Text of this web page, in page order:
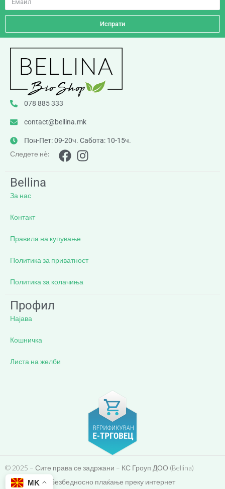
Испрати
078 885 333
contact@bellina.mk
Пон-Пет: 09-20ч. Сабота: 10-15ч.
Следете нè:
Bellina
За нас
Контакт
Правила на купување
Политика за приватност
Политика за колачиња
Профил
Најава
Кошничка
Листа на желби
© 2025 – Сите права се задржани – КС Гроуп ДОО (Bellina)
Безбедносно плаќање преку интернет
MK